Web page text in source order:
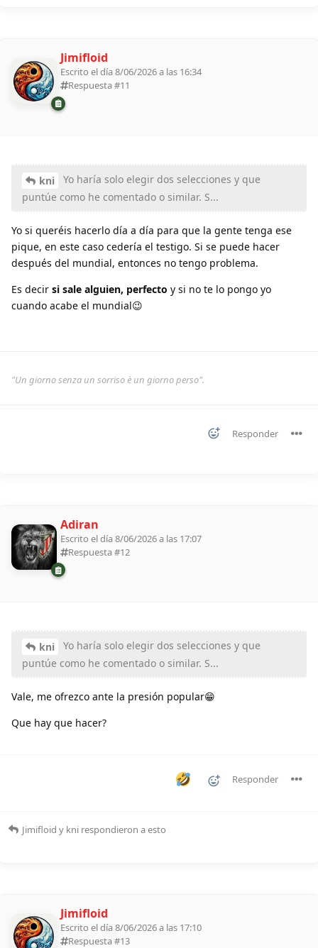
Jimifloid
Escrito el día 8/06/2026 a las 16:34
Respuesta #11
kni
Yo haría solo elegir dos selecciones y que
puntúe como he comentado o similar. S...
Yo si queréis hacerlo día a día para que la gente tenga ese
pique, en este caso cedería el testigo. Si se puede hacer
después del mundial, entonces no tengo problema.
Es decir si sale alguien, perfecto y si no te lo pongo yo
cuando acabe el mundial😉
"Un giorno senza un sorriso è un giorno perso".
Responder
Adiran
Escrito el día 8/06/2026 a las 17:07
Respuesta #12
kni
Yo haría solo elegir dos selecciones y que
puntúe como he comentado o similar. S...
Vale, me ofrezco ante la presión popular😁
Que hay que hacer?
Responder
Jimifloid y kni respondieron a esto
Jimifloid
Escrito el día 8/06/2026 a las 17:10
Respuesta #13